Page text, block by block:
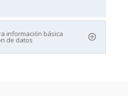
información básica
de datos